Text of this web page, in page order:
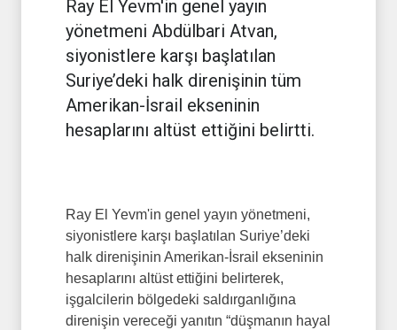
Ray El Yevm'in genel yayın
yönetmeni Abdülbari Atvan,
siyonistlere karşı başlatılan
Suriye’deki halk direnişinin tüm
Amerikan-İsrail ekseninin
hesaplarını altüst ettiğini belirtti.
Ray El Yevm'in genel yayın yönetmeni,
siyonistlere karşı başlatılan Suriye’deki
halk direnişinin Amerikan-İsrail ekseninin
hesaplarını altüst ettiğini belirterek,
işgalcilerin bölgedeki saldırganlığına
direnişin vereceği yanıtın “düşmanın hayal